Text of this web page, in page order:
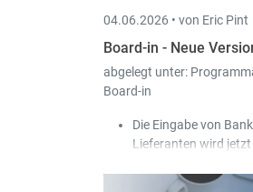
04.06.2026 • von Eric Pint
Board-in - Neue
abgelegt unter:
Board-in
Die Eingabe von
Lieferanten wird
und Gesellschaften